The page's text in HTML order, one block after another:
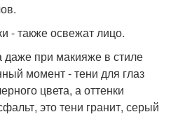
- также освежат лицо.
при макияже в стиле
момент - тени для глаз
цвета, а оттенки
это тени гранит, серый